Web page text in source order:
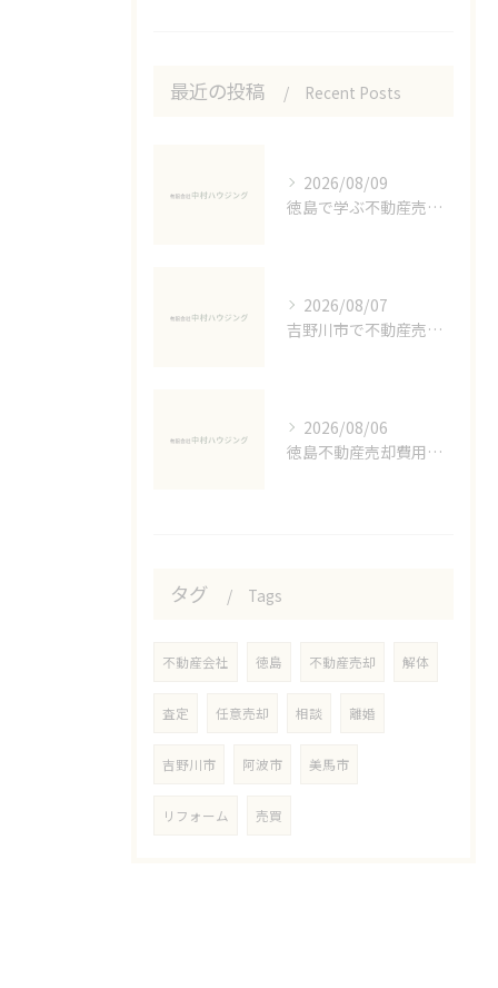
最近の投稿 Recent Posts
2026/08/09
徳島で学ぶ不動産売却の節税対策
2026/08/07
吉野川市で不動産売却に必要な書類準備術
2026/08/06
徳島不動産売却費用の実態解説
タグ Tags
不動産会社 徳島 不動産売却 解体
査定 任意売却 相談 離婚
吉野川市 阿波市 美馬市
リフォーム 売買